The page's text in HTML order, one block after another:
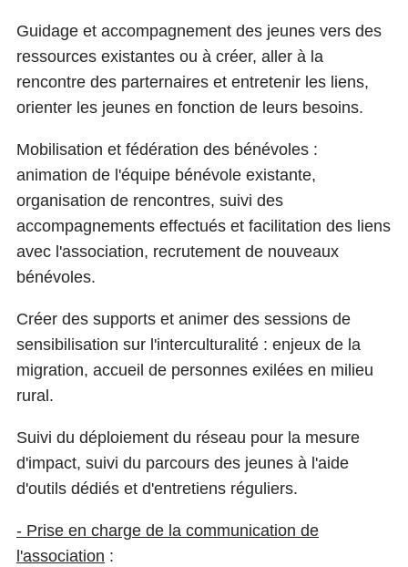
Guidage et accompagnement des jeunes vers des
ressources existantes ou à créer, aller à la
rencontre des parternaires et entretenir les liens,
orienter les jeunes en fonction de leurs besoins.
Mobilisation et fédération des bénévoles :
animation de l'équipe bénévole existante,
organisation de rencontres, suivi des
accompagnements effectués et facilitation des liens
avec l'association, recrutement de nouveaux
bénévoles.
Créer des supports et animer des sessions de
sensibilisation sur l'interculturalité : enjeux de la
migration, accueil de personnes exilées en milieu
rural.
Suivi du déploiement du réseau pour la mesure
d'impact, suivi du parcours des jeunes à l'aide
d'outils dédiés et d'entretiens réguliers.
- Prise en charge de la communication de
l'association :